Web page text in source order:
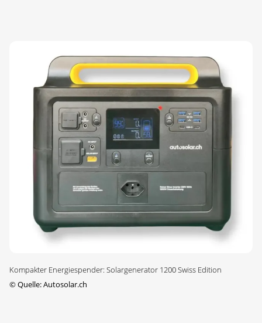
Kompakter Energiespender: Solargenerator 1200 Swiss Edition
©Quelle: Autosolar.ch